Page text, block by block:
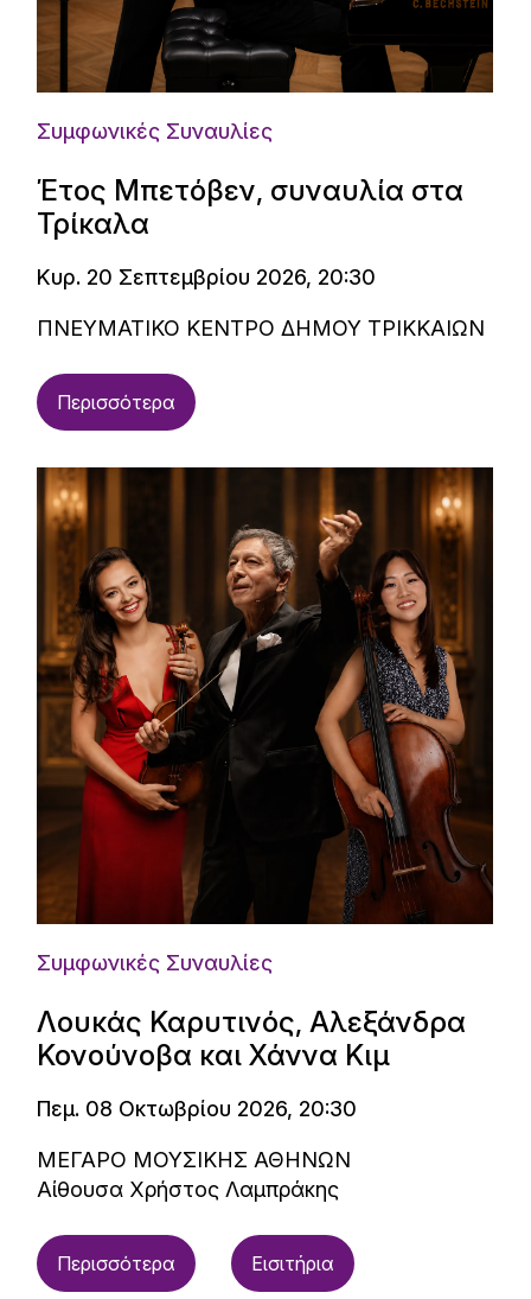
Συμφωνικές Συναυλίες
Έτος Μπετόβεν, συναυλία στα
Τρίκαλα
Κυρ. 20 Σεπτεμβρίου 2026, 20:30
ΠΝΕΥΜΑΤΙΚΟ ΚΕΝΤΡΟ ΔΗΜΟΥ ΤΡΙΚΚΑΙΩΝ
Περισσότερα
Συμφωνικές Συναυλίες
Λουκάς Καρυτινός, Αλεξάνδρα
Κονούνοβα και Χάννα Κιμ
Πεμ. 08 Οκτωβρίου 2026, 20:30
ΜΕΓΑΡΟ ΜΟΥΣΙΚΗΣ ΑΘΗΝΩΝ
Αίθουσα Χρήστος Λαμπράκης
Περισσότερα Εισιτήρια